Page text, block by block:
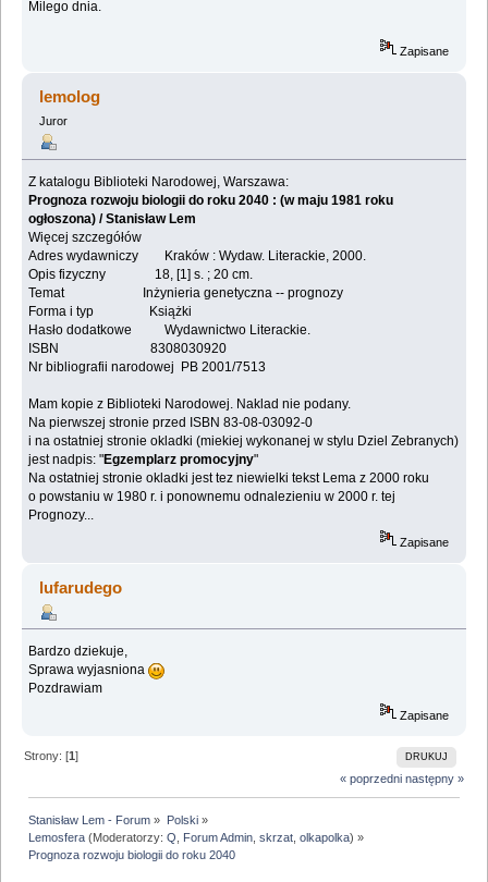
Milego dnia.
Zapisane
lemolog
Juror
Z katalogu Biblioteki Narodowej, Warszawa:
Prognoza rozwoju biologii do roku 2040 : (w maju 1981 roku
ogłoszona) / Stanisław Lem
Więcej szczegółów
Adres wydawniczy Kraków : Wydaw. Literackie, 2000.
Opis fizyczny 18, [1] s. ; 20 cm.
Temat Inżynieria genetyczna -- prognozy
Forma i typ Książki
Hasło dodatkowe Wydawnictwo Literackie.
ISBN 8308030920
Nr bibliografii narodowej PB 2001/7513
Mam kopie z Biblioteki Narodowej. Naklad nie podany.
Na pierwszej stronie przed ISBN 83-08-03092-0
i na ostatniej stronie okladki (miekiej wykonanej w stylu Dziel Zebranych)
jest nadpis: "Egzemplarz promocyjny"
Na ostatniej stronie okladki jest tez niewielki tekst Lema z 2000 roku
o powstaniu w 1980 r. i ponownemu odnalezieniu w 2000 r. tej
Prognozy...
Zapisane
lufarudego
Bardzo dziekuje,
Sprawa wyjasniona
Pozdrawiam
Zapisane
DRUKUJ
Strony: [1]
« poprzedni następny »
Stanisław Lem - Forum » Polski»
Lemosfera (Moderatorzy:Q Forum Admin ,skrzat ,olkapolka) »
Prognoza rozwoju biologii do roku 2040